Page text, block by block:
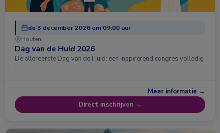
do 3 december 2026 om 09:00 uur
Houten
Dag van de Huid 2026
De allereerste Dag van de Huid: een inspirerend congres volledig
…
Meer informatie →
Direct inschrijven →